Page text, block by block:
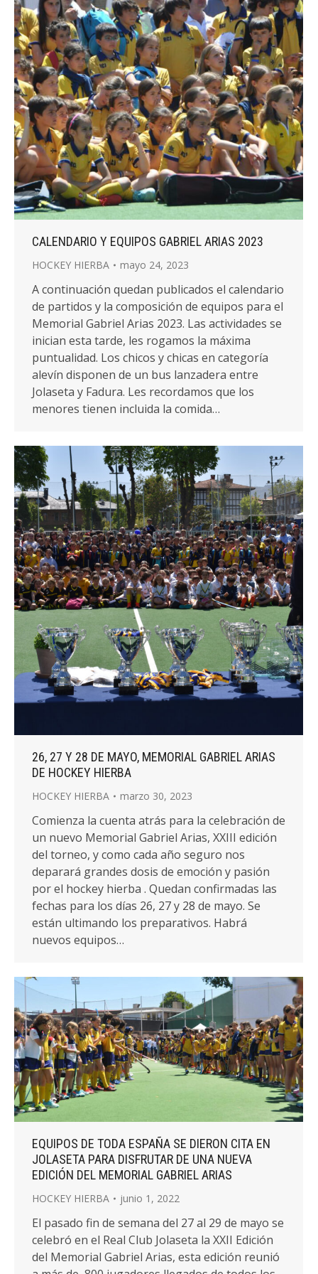
CALENDARIO Y EQUIPOS GABRIEL ARIAS 2023
HOCKEY HIERBA mayo 24, 2023
A continuación quedan publicados el calendario
de partidos y la composición de equipos para el
Memorial Gabriel Arias 2023. Las actividades se
inician esta tarde, les rogamos la máxima
puntualidad. Los chicos y chicas en categoría
alevín disponen de un bus lanzadera entre
Jolaseta y Fadura. Les recordamos que los
menores tienen incluida la comida…
26, 27 Y 28 DE MAYO, MEMORIAL GABRIEL ARIAS
DE HOCKEY HIERBA
HOCKEY HIERBA marzo 30, 2023
Comienza la cuenta atrás para la celebración de
un nuevo Memorial Gabriel Arias, XXIII edición
del torneo, y como cada año seguro nos
deparará grandes dosis de emoción y pasión
por el hockey hierba . Quedan confirmadas las
fechas para los días 26, 27 y 28 de mayo. Se
están ultimando los preparativos. Habrá
nuevos equipos…
EQUIPOS DE TODA ESPAÑA SE DIERON CITA EN
JOLASETA PARA DISFRUTAR DE UNA NUEVA
EDICIÓN DEL MEMORIAL GABRIEL ARIAS
HOCKEY HIERBA junio 1, 2022
El pasado fin de semana del 27 al 29 de mayo se
celebró en el Real Club Jolaseta la XXII Edición
del Memorial Gabriel Arias, esta edición reunió